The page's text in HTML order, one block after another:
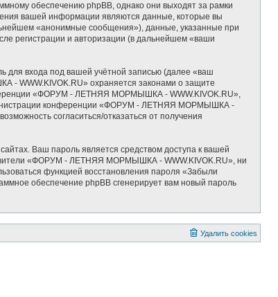
обеспечению phpBB, однако они выходят за рамки
вашей информации являются данные, которые вы
«анонимные сообщения»), данные, указанные при
регистрации и авторизации (в дальнейшем «ваши
для входа под вашей учётной записью (далее «ваш
WWW.KIVOK.RU» охраняется законами о защите
«ФОРУМ - ЛЕТНЯЯ МОРМЫШКА - WWW.KIVOK.RU»,
конференции «ФОРУМ - ЛЕТНЯЯ МОРМЫШКА -
согласиться/отказаться от получения
Ваш пароль является средством доступа к вашей
«ФОРУМ - ЛЕТНЯЯ МОРМЫШКА - WWW.KIVOK.RU», ни
функцией восстановления пароля «Забыли
обеспечение phpBB сгенерирует вам новый пароль
Удалить cookies